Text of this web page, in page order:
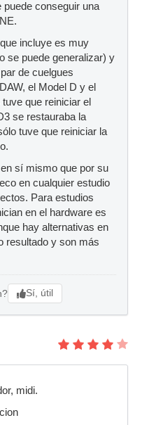
conseguir una
incluye es muy
se puede generalizar) y
de cuelgues
el Model D y el
que reiniciar el
se restauraba la
tuve que reiniciar la
sí mismo que por su
en cualquier estudio
Para estudios
en el hardware es
hay alternativas en
resultado y son más
Sí, útil
midi.